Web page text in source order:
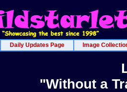
Daily Updates Page Image
"Without a